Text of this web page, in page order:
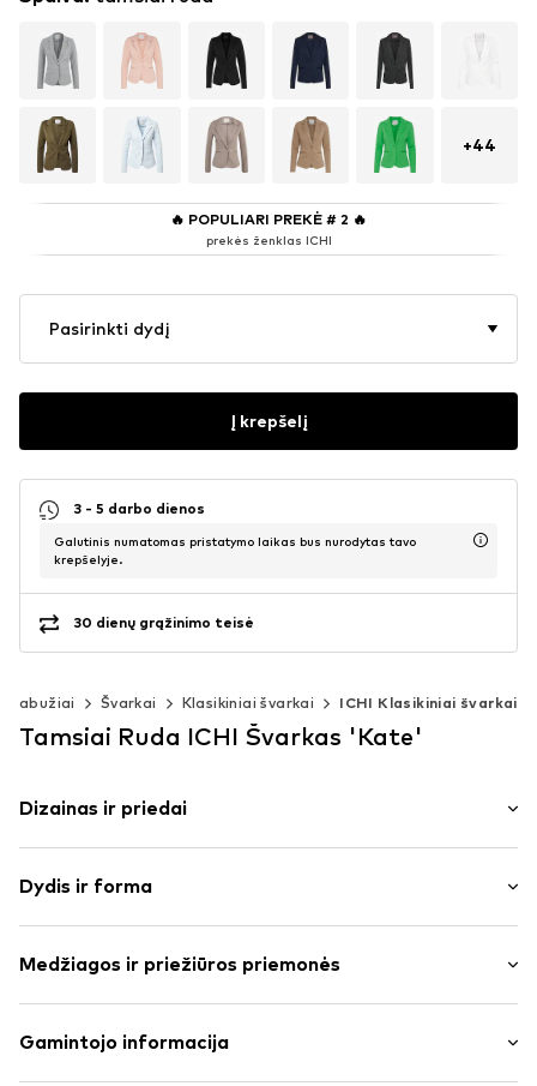
+44
🔥 POPULIARI PREKĖ # 2 🔥
prekės ženklas ICHI
Pasirinkti dydį
Į krepšelį
3 - 5 darbo dienos
Galutinis numatomas pristatymo laikas bus nurodytas tavo
krepšelyje.
30 dienų grąžinimo teisė
Drabužiai Švarkai Klasikiniai švarkai ICHI Klasikiniai švarkai
Tamsiai Ruda ICHI Švarkas 'Kate'
Dizainas ir priedai
treningo medžiaga
Apykaklės atvartas
Apvadas / įleidžiamosios kišenės
Be pamušalo
Dydis ir forma
Ilgis: Normalaus ilgio
Pritaikomumas: Siauras prigludimas
Dydžių lentelė
Medžiagos ir priežiūros priemonės
Medžiaga: 74% Poliesteris – PES, 22% Viskozė, 4%
Gamintojo informacija